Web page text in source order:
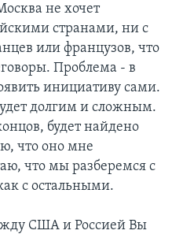
не хочет
странами, ни с
или французов, что
Проблема - в
инициативу сами.
долгим и сложным.
будет найдено
что оно мне
что мы разберемся с
с остальными.
США и Россией Вы